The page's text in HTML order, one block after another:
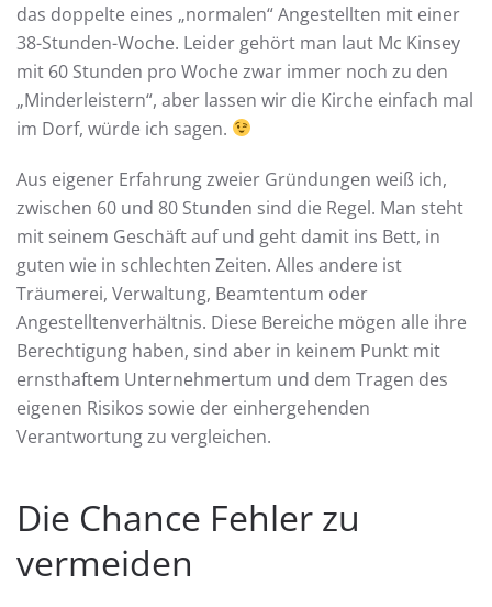
das doppelte eines „normalen“ Angestellten mit einer
38-Stunden-Woche. Leider gehört man laut Mc Kinsey
mit 60 Stunden pro Woche zwar immer noch zu den
„Minderleistern“, aber lassen wir die Kirche einfach mal
im Dorf, würde ich sagen.
Aus eigener Erfahrung zweier Gründungen weiß ich,
zwischen 60 und 80 Stunden sind die Regel. Man steht
mit seinem Geschäft auf und geht damit ins Bett, in
guten wie in schlechten Zeiten. Alles andere ist
Träumerei, Verwaltung, Beamtentum oder
Angestelltenverhältnis. Diese Bereiche mögen alle ihre
Berechtigung haben, sind aber in keinem Punkt mit
ernsthaftem Unternehmertum und dem Tragen des
eigenen Risikos sowie der einhergehenden
Verantwortung zu vergleichen.
Die Chance Fehler zu
vermeiden